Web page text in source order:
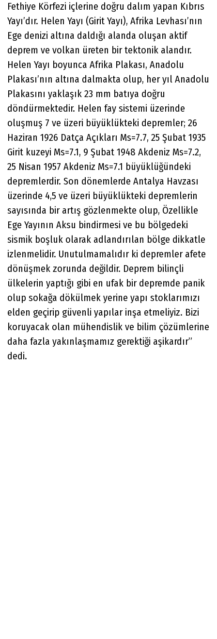
Fethiye Körfezi içlerine doğru dalım yapan Kıbrıs
Yayı’dır. Helen Yayı (Girit Yayı), Afrika Levhası’nın
Ege denizi altına daldığı alanda oluşan aktif
deprem ve volkan üreten bir tektonik alandır.
Helen Yayı boyunca Afrika Plakası, Anadolu
Plakası’nın altına dalmakta olup, her yıl Anadolu
Plakasını yaklaşık 23 mm batıya doğru
döndürmektedir. Helen fay sistemi üzerinde
oluşmuş 7 ve üzeri büyüklükteki depremler; 26
Haziran 1926 Datça Açıkları Ms=7.7, 25 Şubat 1935
Girit kuzeyi Ms=7.1, 9 Şubat 1948 Akdeniz Ms=7.2,
25 Nisan 1957 Akdeniz Ms=7.1 büyüklüğündeki
depremlerdir. Son dönemlerde Antalya Havzası
üzerinde 4,5 ve üzeri büyüklükteki depremlerin
sayısında bir artış gözlenmekte olup, Özellikle
Ege Yayının Aksu bindirmesi ve bu bölgedeki
sismik boşluk olarak adlandırılan bölge dikkatle
izlenmelidir. Unutulmamalıdır ki depremler afete
dönüşmek zorunda değildir. Deprem bilinçli
ülkelerin yaptığı gibi en ufak bir depremde panik
olup sokağa dökülmek yerine yapı stoklarımızı
elden geçirip güvenli yapılar inşa etmeliyiz. Bizi
koruyacak olan mühendislik ve bilim çözümlerine
daha fazla yakınlaşmamız gerektiği aşikardır”
dedi.